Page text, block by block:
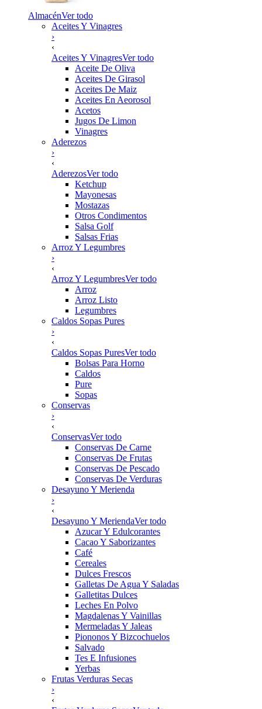
AlmacénVer todo
Aceites Y Vinagres
›
‹
Aceites Y VinagresVer todo
Aceite De Oliva
Aceites De Girasol
Aceites De Maiz
Aceites En Aeorosol
Acetos
Jugos De Limon
Vinagres
Aderezos
›
‹
AderezosVer todo
Ketchup
Mayonesas
Mostazas
Otros Condimentos
Salsa Golf
Salsas Frias
Arroz Y Legumbres
›
‹
Arroz Y LegumbresVer todo
Arroz
Arroz Listo
Legumbres
Caldos Sopas Pures
›
‹
Caldos Sopas PuresVer todo
Bolsas Para Horno
Caldos
Pure
Sopas
Conservas
›
‹
ConservasVer todo
Conservas De Carne
Conservas De Frutas
Conservas De Pescado
Conservas De Verduras
Desayuno Y Merienda
›
‹
Desayuno Y MeriendaVer todo
Azucar Y Edulcorantes
Cacao Y Saborizantes
Café
Cereales
Dulces Frescos
Galletas De Agua Y Saladas
Galletitas Dulces
Leches En Polvo
Magdalenas Y Vainillas
Mermeladas Y Jaleas
Piononos Y Bizcochuelos
Salvado
Tes E Infusiones
Yerbas
Frutas Verduras Secas
›
‹